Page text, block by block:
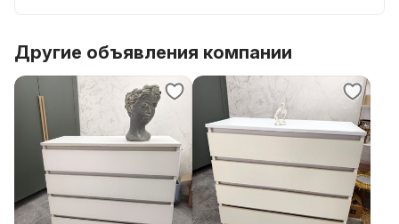
Другие объявления компании